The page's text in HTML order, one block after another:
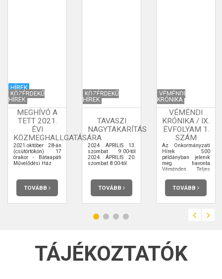
HÍREK
KÖZÉRDEKŰ
HÍREK
MEGHÍVÓ A
TETT 2021.
ÉVI
KÖZMEGHALLGATÁSÁRA
2021.október 28-án
(csütörtökön) 17
órakor - Bátaapáti
Művelődési Ház
TOVÁBB
KÖZÉRDEKŰ
HÍREK
TAVASZI
NAGYTAKARÍTÁS
2024. ÁPRILIS 13.
szombat 9:00-tól
2024. ÁPRILIS 20.
szombat 8:00-tól
TOVÁBB
VÉMÉNDI
KRÓNIKA
VÉMÉNDI
KRÓNIKA / IX.
ÉVFOLYAM 1.
SZÁM
Az Önkormányzati
Hírek 500
példányban jelenik
meg havonta
Véménden. Teljes
terjedelmében
elolvashatja.
TOVÁBB
TÁJÉKOZTATÓK